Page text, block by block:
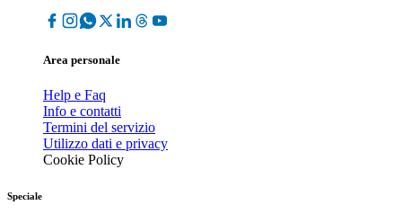
Area personale
Help e Faq
Info e contatti
Termini del servizio
Utilizzo dati e privacy
Cookie Policy
Speciale